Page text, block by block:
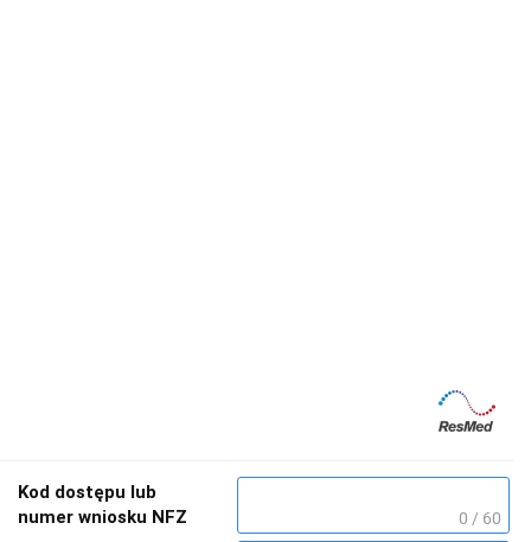
Kod dostępu lub
numer wniosku NFZ
0 / 60